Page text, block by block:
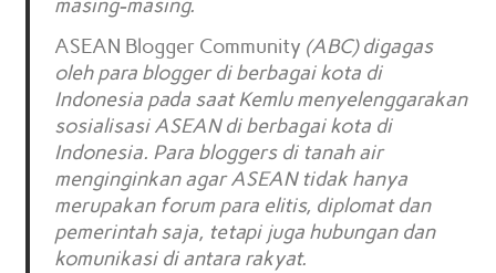
masing-masing.
ASEAN Blogger Community (ABC) digagas
oleh para blogger di berbagai kota di
Indonesia pada saat Kemlu menyelenggarakan
sosialisasi ASEAN di berbagai kota di
Indonesia. Para bloggers di tanah air
menginginkan agar ASEAN tidak hanya
merupakan forum para elitis, diplomat dan
pemerintah saja, tetapi juga hubungan dan
komunikasi di antara rakyat.